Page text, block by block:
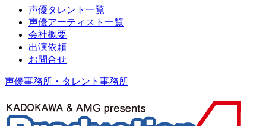
声優タレント一覧
声優アーティスト一覧
会社概要
出演依頼
お問合せ
声優事務所・タレント事務所